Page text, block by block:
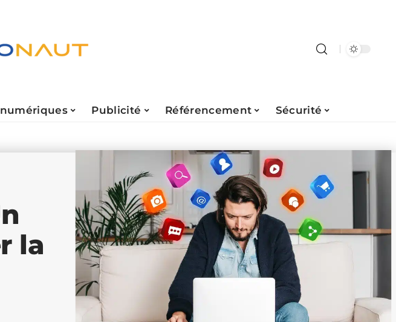
Publicité Référencement Sécurité
la